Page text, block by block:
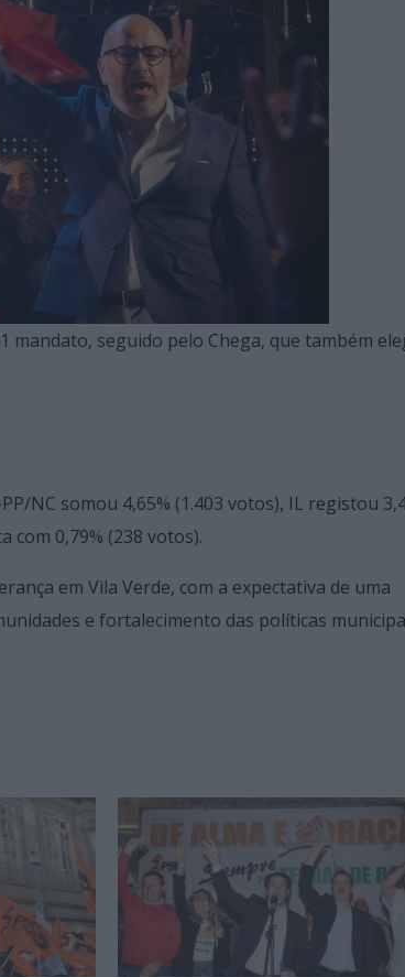
mandato, seguido pelo Chega, que também
NC somou 4,65% (1.403 votos), IL registou
com 0,79% (238 votos).
em Vila Verde, com a expectativa de uma
e fortalecimento das políticas